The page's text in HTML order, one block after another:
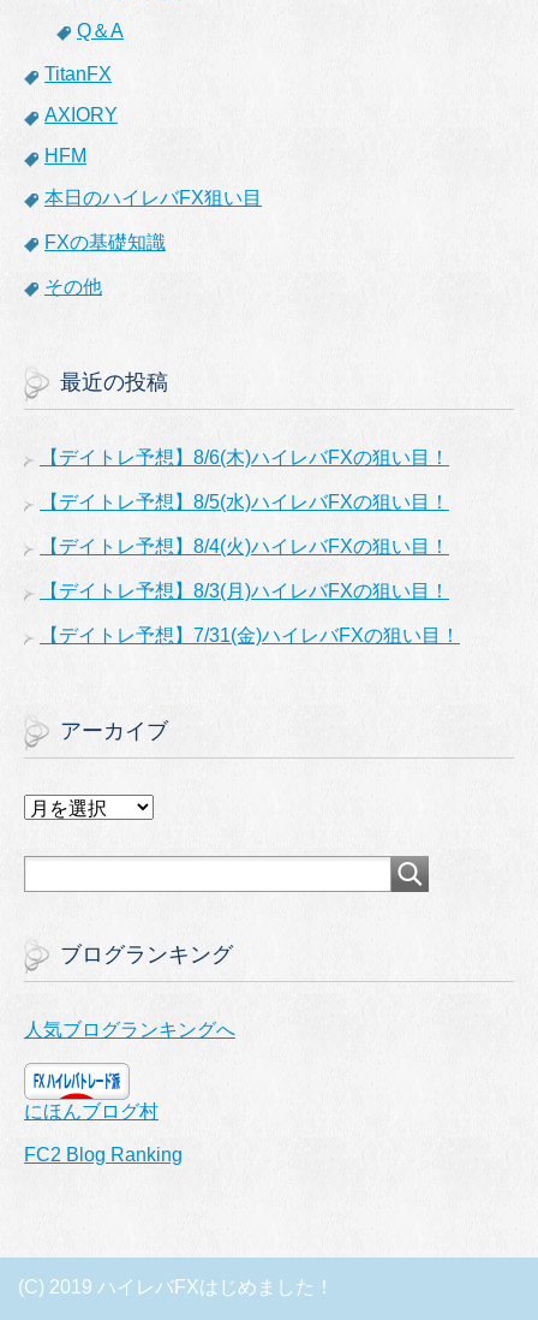
Q＆A
TitanFX
AXIORY
HFM
本日のハイレバFX狙い目
FXの基礎知識
その他
最近の投稿
【デイトレ予想】8/6(木)ハイレバFXの狙い目！
【デイトレ予想】8/5(水)ハイレバFXの狙い目！
【デイトレ予想】8/4(火)ハイレバFXの狙い目！
【デイトレ予想】8/3(月)ハイレバFXの狙い目！
【デイトレ予想】7/31(金)ハイレバFXの狙い目！
アーカイブ
ア
カ
ブログランキング
人気ブログランキングへ
にほんブログ村
FC2 Blog Ranking
(C) 2019 ハイレバFXはじめました！